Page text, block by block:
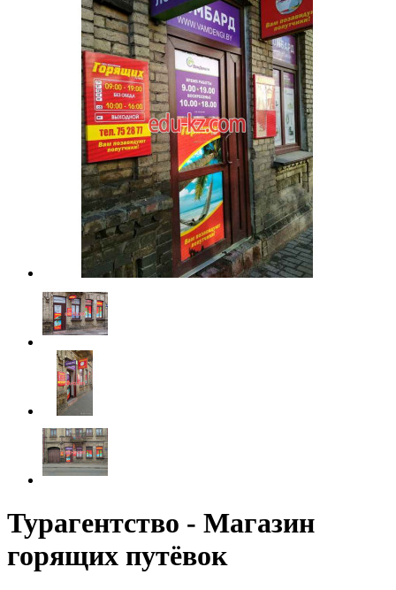
Турагентство - Магазин
горящих путёвок